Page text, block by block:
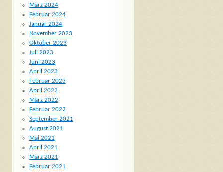
März 2024
Februar 2024
Januar 2024
November 2023
Oktober 2023
Juli 2023
Juni 2023
April 2023
Februar 2023
April 2022
März 2022
Februar 2022
September 2021
August 2021
Mai 2021
April 2021
März 2021
Februar 2021